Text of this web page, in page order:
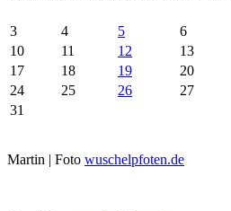
3
4 5 6
10
11 12 13
17
18 19 20
24
25 26 27
31
Martin | Foto wuschelpfoten.de